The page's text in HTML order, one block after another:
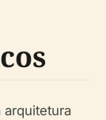
arquitetura